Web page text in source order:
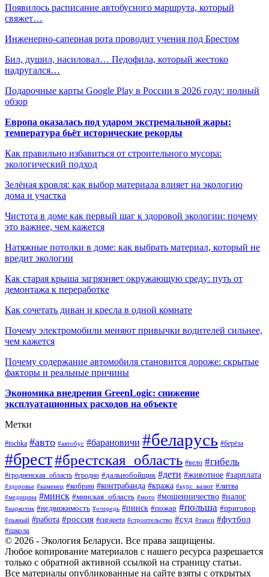
Появилось расписание автобусного маршрута, который
свяжет…
Инженерно-саперная рота проводит учения под Брестом
Бил, душил, насиловал… Педофила, который жестоко
надругался…
Подарочные карты Google Play в России в 2026 году: полный
обзор
Европа оказалась под ударом экстремальной жары:
температура бьёт исторические рекорды
Как правильно избавиться от строительного мусора:
экологический подход
Зелёная кровля: как выбор материала влияет на экологию
дома и участка
Чистота в доме как первый шаг к здоровой экологии: почему
это важнее, чем кажется
Натяжные потолки в доме: как выбрать материал, который не
вредит экологии
Как старая крыша загрязняет окружающую среду: путь от
демонтажа к переработке
Как сочетать диван и кресла в одной комнате
Почему электромобили меняют привычки водителей сильнее,
чем кажется
Почему содержание автомобиля становится дороже: скрытые
факторы и реальные причины
Экономика внедрения GreenLogic: снижение
эксплуатационных расходов на объекте
Метки
#tochka #авто #автобус #барановичи #беларусь #берёза
#брест#брестская_область #вело #гибель
#гродненская_область #гродно #дальнобойщик #дети #животное #зарплата
#здоровье #каменец #кобрин #контрабанда #кража #курс_валют #литва
#медицина #минск #минская_область #мото #мошенничество #налог
#наркотик #недвижимость #очередь #пинск #пожар #польша #приговор
#пьяный #работа #россия #сигарета #строительство #суд #такси #футбол
#школа
© 2026 - Экология Беларуси. Все права защищены.
Любое копирование материалов с нашего ресурса разрешается
только с обратной активной ссылкой на страницу статьи.
Все материалы опубликованные на сайте взяты с открытых